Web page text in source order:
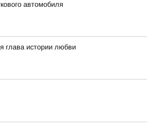
автомобиля
глава истории любви